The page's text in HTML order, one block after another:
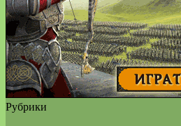
Рубрики